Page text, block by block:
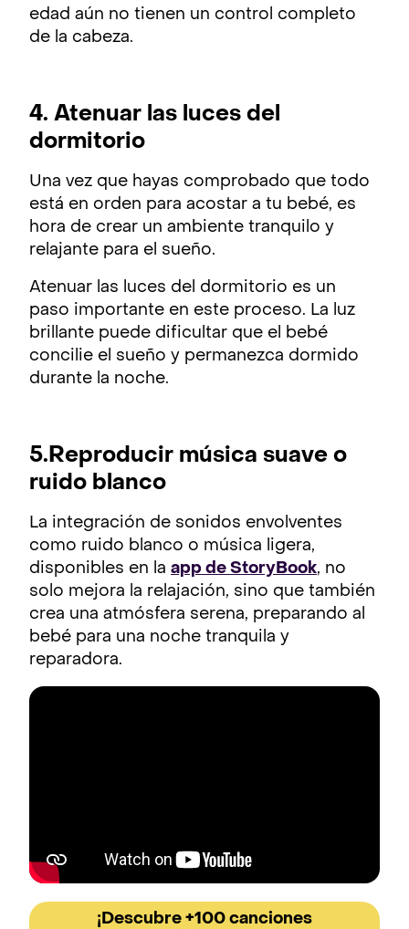
edad aún no tienen un control completo
de la cabeza.
4. Atenuar las luces del
dormitorio
Una vez que hayas comprobado que todo
está en orden para acostar a tu bebé, es
hora de crear un ambiente tranquilo y
relajante para el sueño.
Atenuar las luces del dormitorio es un
paso importante en este proceso. La luz
brillante puede dificultar que el bebé
concilie el sueño y permanezca dormido
durante la noche.
5.Reproducir música suave o
ruido blanco
La integración de sonidos envolventes
como ruido blanco o música ligera,
disponibles en la app de StoryBook, no
solo mejora la relajación, sino que también
crea una atmósfera serena, preparando al
bebé para una noche tranquila y
reparadora.
¡Descubre +100 canciones